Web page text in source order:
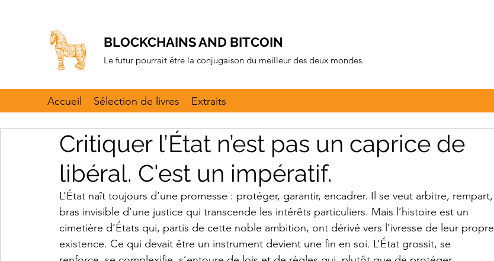
BLOCKCHAINS AND BITCOIN
Le futur pourrait être la conjugaison du meilleur des deux mondes.
Accueil Sélection de livres Extraits
Critiquer l’État n’est pas un caprice de
libéral. C'est un impératif.
L’État naît toujours d’une promesse : protéger, garantir, encadrer. Il se veut arbitre, rempart,
bras invisible d’une justice qui transcende les intérêts particuliers. Mais l’histoire est un
cimetière d’États qui, partis de cette noble ambition, ont dérivé vers l’ivresse de leur propre
existence. Ce qui devait être un instrument devient une fin en soi. L’État grossit, se